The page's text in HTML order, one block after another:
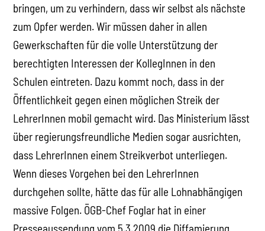
bringen, um zu verhindern, dass wir selbst als nächste
zum Opfer werden. Wir müssen daher in allen
Gewerkschaften für die volle Unterstützung der
berechtigten Interessen der KollegInnen in den
Schulen eintreten. Dazu kommt noch, dass in der
Öffentlichkeit gegen einen möglichen Streik der
LehrerInnen mobil gemacht wird. Das Ministerium lässt
über regierungsfreundliche Medien sogar ausrichten,
dass LehrerInnen einem Streikverbot unterliegen.
Wenn dieses Vorgehen bei den LehrerInnen
durchgehen sollte, hätte das für alle Lohnabhängigen
massive Folgen. ÖGB-Chef Foglar hat in einer
Presseaussendung vom 5.3.2009 die Diffamierung